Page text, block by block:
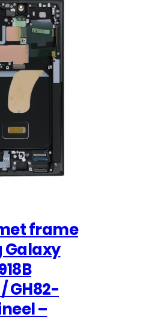
frame
Galaxy
GH82-
–